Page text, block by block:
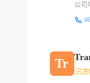
公司
Tr
三方